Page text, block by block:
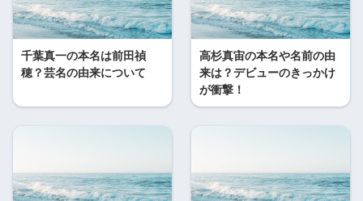
千葉真一の本名は前田禎
穂？芸名の由来について
高杉真宙の本名や名前の由
来は？デビューのきっかけ
が衝撃！